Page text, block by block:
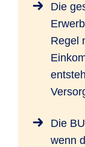
Die
Regel
Die
wenn